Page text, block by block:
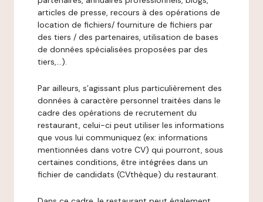
articles de presse, recours à des opérations de
location de fichiers/ fourniture de fichiers par
des tiers / des partenaires, utilisation de bases
de données spécialisées proposées par des
tiers,…).
Par ailleurs, s’agissant plus particulièrement des
données à caractère personnel traitées dans le
cadre des opérations de recrutement du
restaurant, celui-ci peut utiliser les informations
que vous lui communiquez (ex: informations
mentionnées dans votre CV) qui pourront, sous
certaines conditions, être intégrées dans un
fichier de candidats (CVthèque) du restaurant.